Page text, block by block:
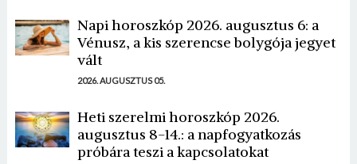
Napi horoszkóp 2026. augusztus 6: a
Vénusz, a kis szerencse bolygója jegyet
vált
2026. AUGUSZTUS 05.
Heti szerelmi horoszkóp 2026.
augusztus 8-14.: a napfogyatkozás
próbára teszi a kapcsolatokat